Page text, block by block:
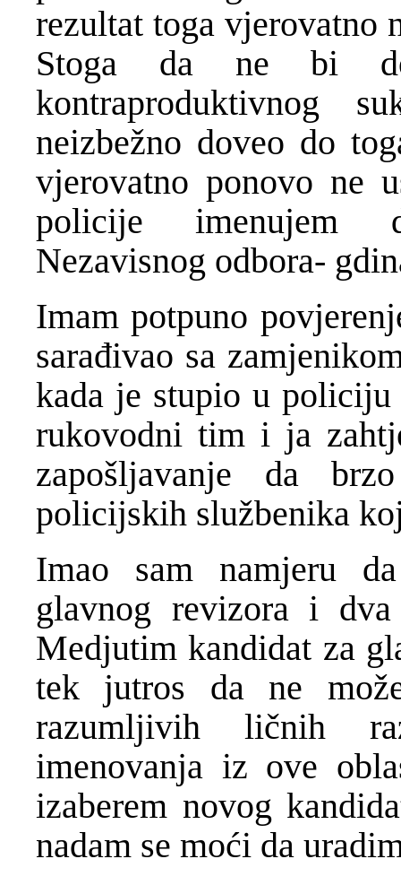
rezultat toga vjerovatno
Stoga da ne bi
kontraproduktivnog
neizbežno doveo do
vjerovatno ponovo ne
policije imenujem
Nezavisnog odbora-
Imam potpuno
sarađivao sa
kada je stupio u
rukovodni tim i ja
zapošljavanje da
policijskih službenika
Imao sam namjeru
glavnog revizora i
Medjutim kandidat za
tek jutros da ne
razumljivih ličnih
imenovanja iz ove
izaberem novog
nadam se moći da